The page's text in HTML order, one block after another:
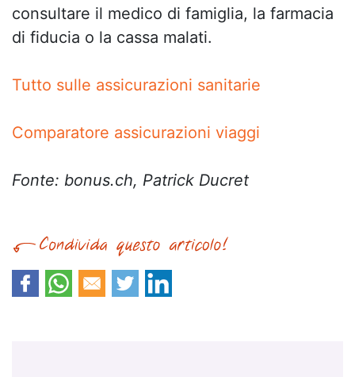
consultare il medico di famiglia, la farmacia
di fiducia o la cassa malati.
Tutto sulle assicurazioni sanitarie
Comparatore assicurazioni viaggi
Fonte: bonus.ch, Patrick Ducret